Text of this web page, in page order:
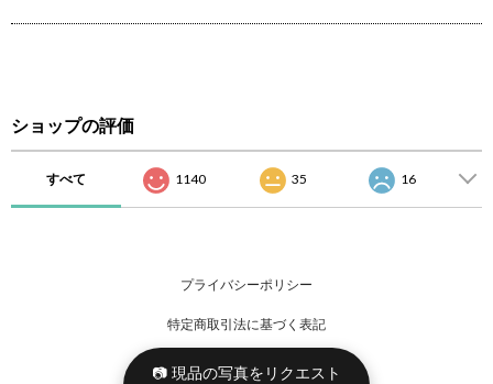
ショップの評価
すべて 1140 35 16
プライバシーポリシー
特定商取引法に基づく表記
📷 現品の写真をリクエスト